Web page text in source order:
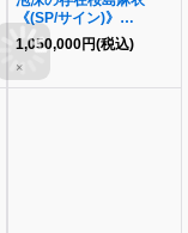
《(SP/サイン)》
{SBY/W64-T18SP}
1,050,000円(税込)
×